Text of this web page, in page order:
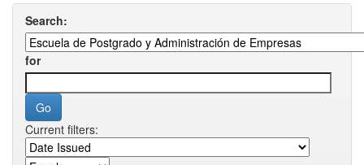
Search:
for
Current filters: